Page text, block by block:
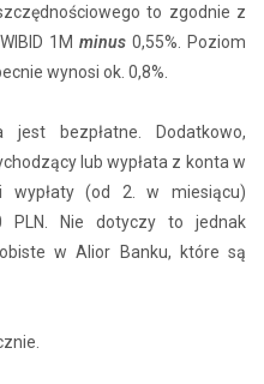
to zgodnie z
1M minus 0,55%. Poziom
wynosi ok. 0,8%.
bezpłatne. Dodatkowo,
lub wypłata z konta w
wypłaty (od 2. w miesiącu)
Nie dotyczy to jednak
w Alior Banku, które są